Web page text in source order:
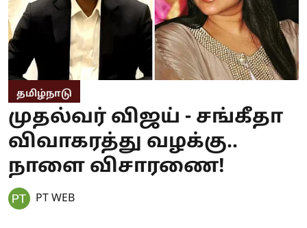
தமிழ்நாடு
முதல்வர் விஜய் - சங்கீதா
விவாகரத்து வழக்கு..
நாளை விசாரணை!
PT WEB